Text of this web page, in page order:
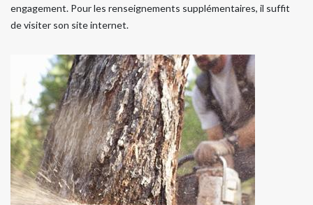
engagement. Pour les renseignements supplémentaires, il suffit
de visiter son site internet.